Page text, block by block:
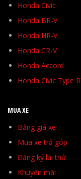
Honda Civic
Honda BR-V
Honda HR-V
Honda CR-V
Honda Accord
Honda Civic Type R
MUA XE
Bảng giá xe
Mua xe trả góp
Đăng ký lái thử
Khuyến mãi